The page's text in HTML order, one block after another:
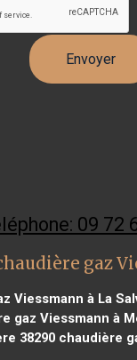
09 72
gaz
Viessmann à La
gaz Viessmann à
38290chaudière